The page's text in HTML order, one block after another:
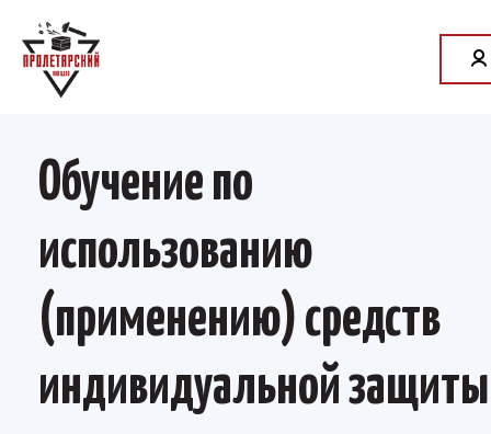
Обучение по
использованию
(применению) средств
индивидуальной защиты